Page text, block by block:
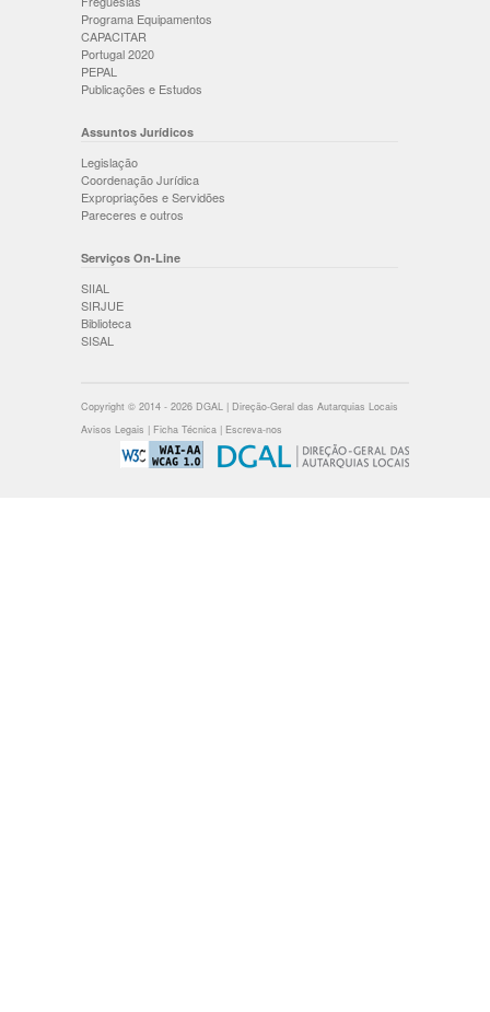
Programa Equipamentos
CAPACITAR
Portugal 2020
PEPAL
Publicações e Estudos
Assuntos Jurídicos
Legislação
Coordenação Jurídica
Expropriações e Servidões
Pareceres e outros
Serviços On-Line
SIIAL
SIRJUE
Biblioteca
SISAL
Copyright © 2014 - 2026 DGAL | Direção-Geral das Autarquias Locais
Avisos Legais | Ficha Técnica | Escreva-nos